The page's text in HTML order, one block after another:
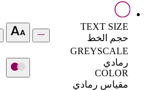
TEXT SIZE
حجم الخط
GREYSCALE
رمادي
COLOR
مقياس رمادي